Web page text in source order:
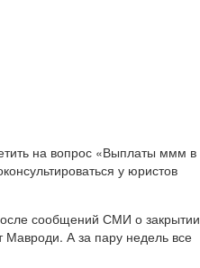
на вопрос «Выплаты ммм в
у юристов
сообщений СМИ о закрытии
А за пару недель все